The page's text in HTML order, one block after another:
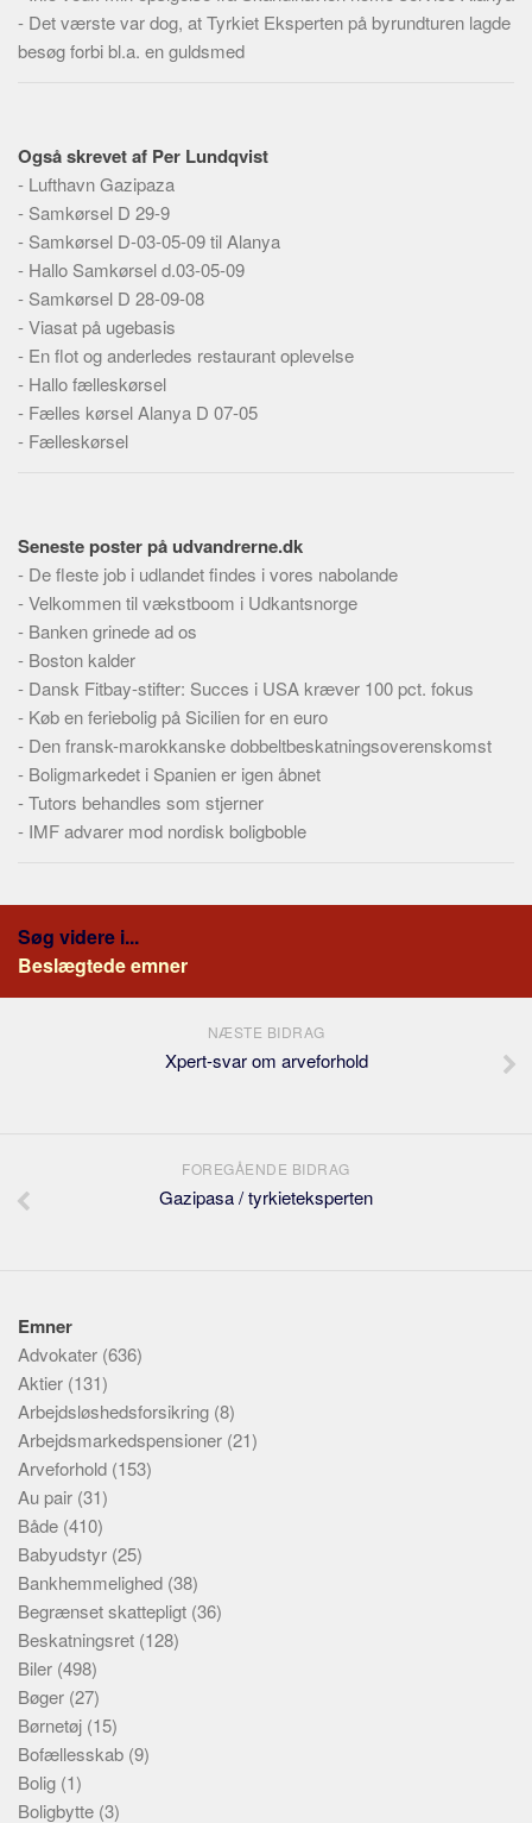
Praktisk
Dokumenttyper
Skribenter
Personer
Steder
Kilder
Om
Webstedet
Tekstannoncer
Bannere
Hjælp
- Det værste var dog, at Tyrkiet Eksperten på byrundturen lagde
besøg forbi bl.a. en guldsmed
Også skrevet af Per Lundqvist
- Lufthavn Gazipaza
- Samkørsel D 29-9
- Samkørsel D-03-05-09 til Alanya
- Hallo Samkørsel d.03-05-09
- Samkørsel D 28-09-08
-Viasat på ugebasis
- En flot og anderledes restaurant oplevelse
- Hallo fælleskørsel
- Fælles kørsel Alanya D 07-05
- Fælleskørsel
Seneste poster på udvandrerne.dk
- De fleste job i udlandet findes i vores nabolande
-Velkommen til vækstboom i Udkantsnorge
- Banken grinede ad os
- Boston kalder
- Dansk Fitbay-stifter: Succes i USA kræver 100 pct. fokus
- Køb en feriebolig på Sicilien for en euro
- Den fransk-marokkanske dobbeltbeskatningsoverenskomst
- Boligmarkedet i Spanien er igen åbnet
-Tutors behandles som stjerner
- IMF advarer mod nordisk boligboble
Søg videre i...
Beslægtede emner
NÆSTE BIDRAG
Xpert-svar om arveforhold
FOREGÅENDE BIDRAG
Gazipasa / tyrkieteksperten
Emner
Advokater (636)
Aktier (131)
Arbejdsløshedsforsikring (8)
Arbejdsmarkedspensioner (21)
Arveforhold (153)
Au pair (31)
Både (410)
Babyudstyr (25)
Bankhemmelighed (38)
Begrænset skattepligt (36)
Beskatningsret (128)
Biler (498)
Bøger (27)
Børnetøj (15)
Bofællesskab (9)
Bolig (1)
Boligbytte (3)